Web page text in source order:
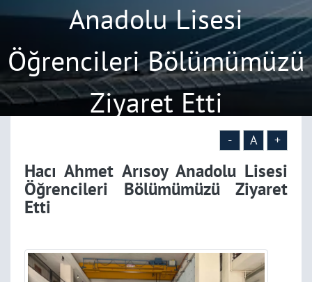
Anadolu Lisesi
Öğrencileri Bölümümüzü
Ziyaret Etti
- A +
Hacı Ahmet Arısoy Anadolu Lisesi
Öğrencileri Bölümümüzü Ziyaret
Etti